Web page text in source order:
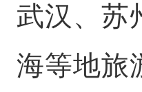
武汉、苏
海等地旅